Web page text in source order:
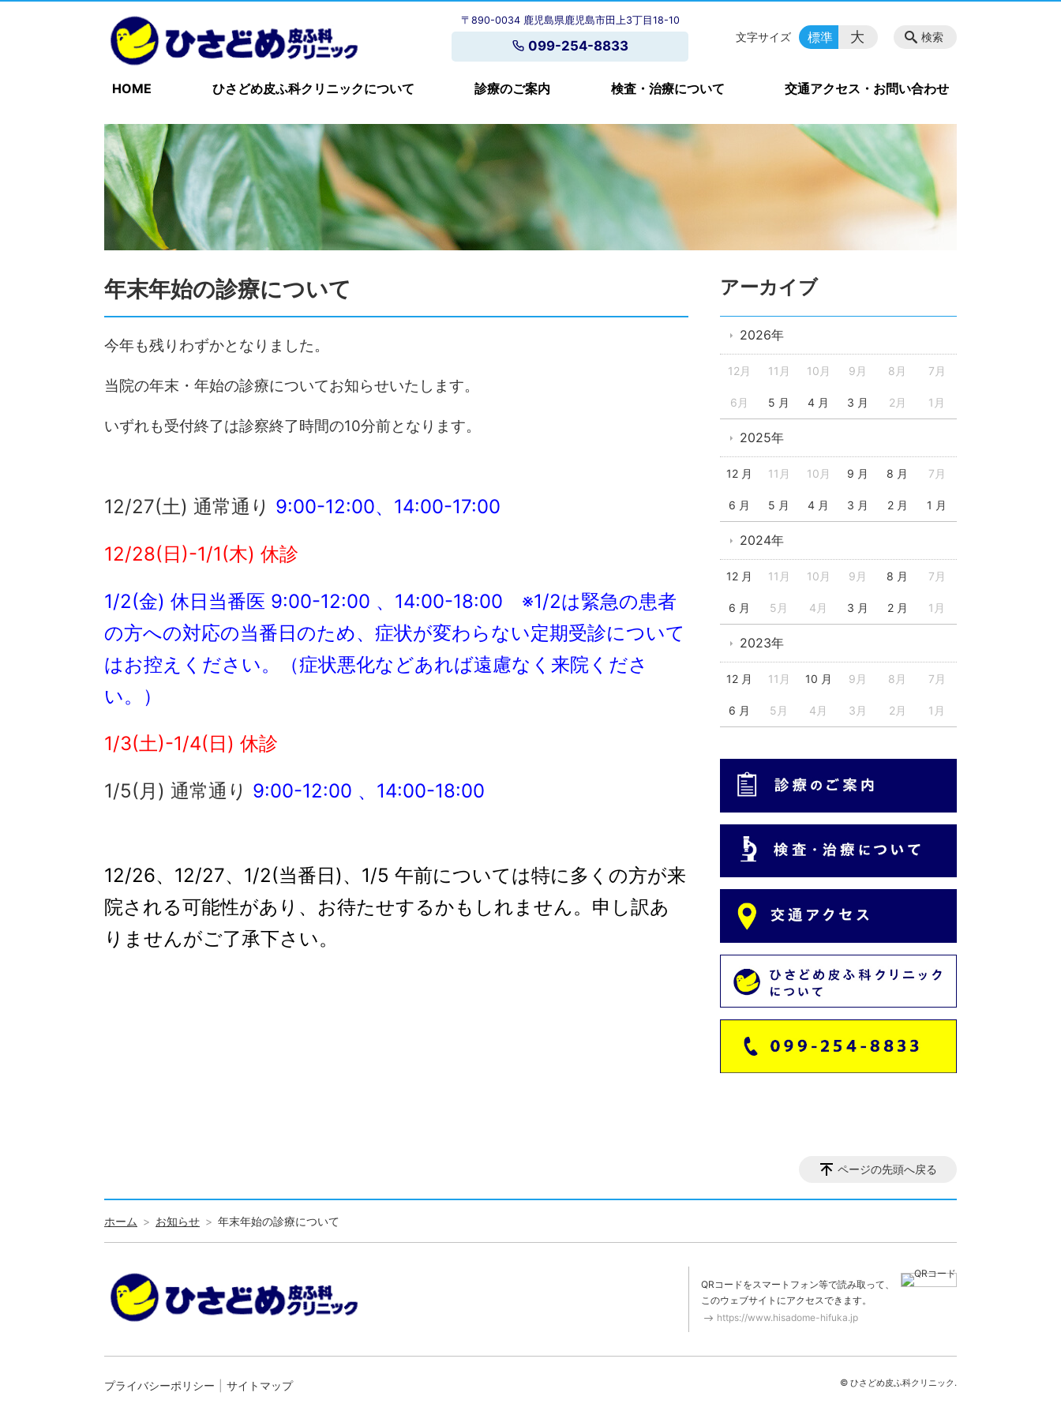
HOME ひさどめ皮ふ科クリニックについて 診療のご案内 検査・治療について 交通アクセス・お問い合わせ
〒890-0034 鹿児島県鹿児島市田上3丁目18-10
099-254-8833
検索
文字サイズ 標準 大
年末年始の診療について
今年も残りわずかとなりました。
当院の年末・年始の診療についてお知らせいたします。
いずれも受付終了は診察終了時間の10分前となります。
12/27(土) 通常通り 9:00-12:00、14:00-17:00
12/28(日)-1/1(木) 休診
1/2(金) 休日当番医 9:00-12:00 、14:00-18:00 ※1/2は緊急の患者
の方への対応の当番日のため、症状が変わらない定期受診について
はお控えください。（症状悪化などあれば遠慮なく来院くださ
い。）
1/3(土)-1/4(日) 休診
1/5(月) 通常通り 9:00-12:00 、14:00-18:00
12/26、12/27、1/2(当番日)、1/5 午前については特に多くの方が来
院される可能性があり、お待たせするかもしれません。申し訳あ
りませんがご了承下さい。
アーカイブ
2026年
12月 11月 10月 9月 8月 7月
6月 5 月 4 月 3 月 2月 1月
2025年
12 月 11月 10月 9 月 8 月 7月
6 月 5 月 4 月 3 月 2 月 1 月
2024年
12 月 11月 10月 9月 8 月 7月
6 月 5月 4月 3 月 2 月 1月
2023年
12 月 11月 10 月 9月 8月 7月
6 月 5月 4月 3月 2月 1月
ページの先頭へ戻る
ホーム お知らせ 年末年始の診療について
QRコードをスマートフォン等で読み取って、
このウェブサイトにアクセスできます。
https://www.hisadome-hifuka.jp
プライバシーポリシー サイトマップ © ひさどめ皮ふ科クリニック.